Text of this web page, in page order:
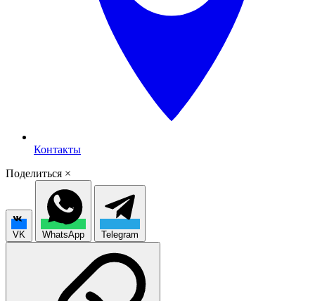
Контакты
Поделиться ×
VK WhatsApp Telegram